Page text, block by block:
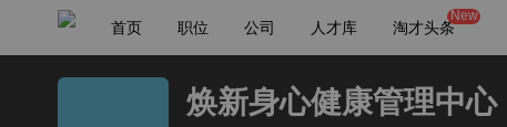
首页 职位 公司 人才库 淘才头条
New
焕新身心健康管理中心